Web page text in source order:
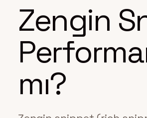
Zengin
mı?